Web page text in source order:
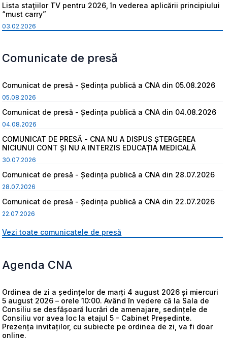
Lista staţiilor TV pentru 2026, în vederea aplicării principiului
“must carry”
03.02.2026
Comunicate de presă
Comunicat de presă - Ședința publică a CNA din 05.08.2026
05.08.2026
Comunicat de presă - Ședința publică a CNA din 04.08.2026
04.08.2026
COMUNICAT DE PRESĂ - CNA NU A DISPUS ȘTERGEREA
NICIUNUI CONT ȘI NU A INTERZIS EDUCAȚIA MEDICALĂ
30.07.2026
Comunicat de presă - Ședința publică a CNA din 28.07.2026
28.07.2026
Comunicat de presă - Ședința publică a CNA din 22.07.2026
22.07.2026
Vezi toate comunicatele de presă
Agenda CNA
Ordinea de zi a ședințelor de marți 4 august 2026 și miercuri
5 august 2026 – orele 10:00. Având în vedere că la Sala de
Consiliu se desfășoară lucrări de amenajare, sedințele de
Consiliu vor avea loc la etajul 5 - Cabinet Președinte.
Prezența invitaților, cu subiecte pe ordinea de zi, va fi doar
online.